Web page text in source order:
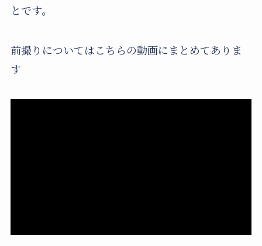
とです。
前撮りについてはこちらの動画にまとめてありま
す